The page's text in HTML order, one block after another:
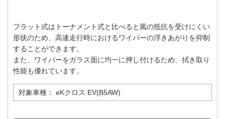
フラット式はトーナメント式と比べると風の抵抗を受けにくい
形状のため、高速走行時におけるワイパーの浮きあがりを抑制
することができます。
また、ワイパーをガラス面に均一に押し付けるため、拭き取り
性能も優れています。
対象車種： eKクロス EV(B5AW)